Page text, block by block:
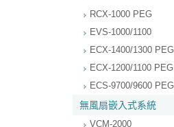
RCX-1000 PEG
EVS-1000/1100
ECX-1400/1300 PEG
ECX-1200/1100 PEG
ECS-9700/9600 PEG
無風扇嵌入式系統
VCM-2000